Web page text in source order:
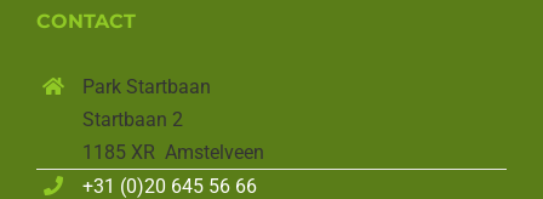
CONTACT
Park Startbaan
Startbaan 2
1185 XR Amstelveen
+31 (0)20 645 56 66